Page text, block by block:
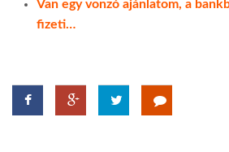
Van egy vonzó ajánlatom, a
fizeti…